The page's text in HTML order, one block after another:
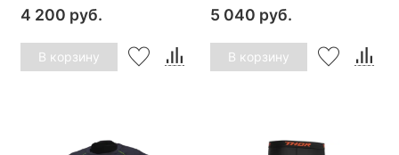
4 200 руб.
В корзину
5 040 руб.
В корзину